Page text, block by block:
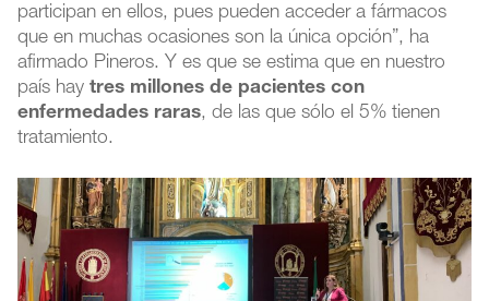
participan en ellos, pues pueden acceder a fármacos
que en muchas ocasiones son la única opción”, ha
afirmado Pineros. Y es que se estima que en nuestro
país hay tres millones de pacientes con
enfermedades raras, de las que sólo el 5% tienen
tratamiento.